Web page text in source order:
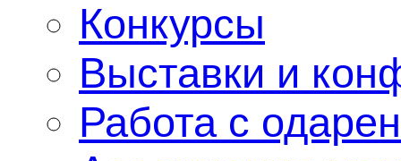
Конкурсы
Выставки и
Работа с